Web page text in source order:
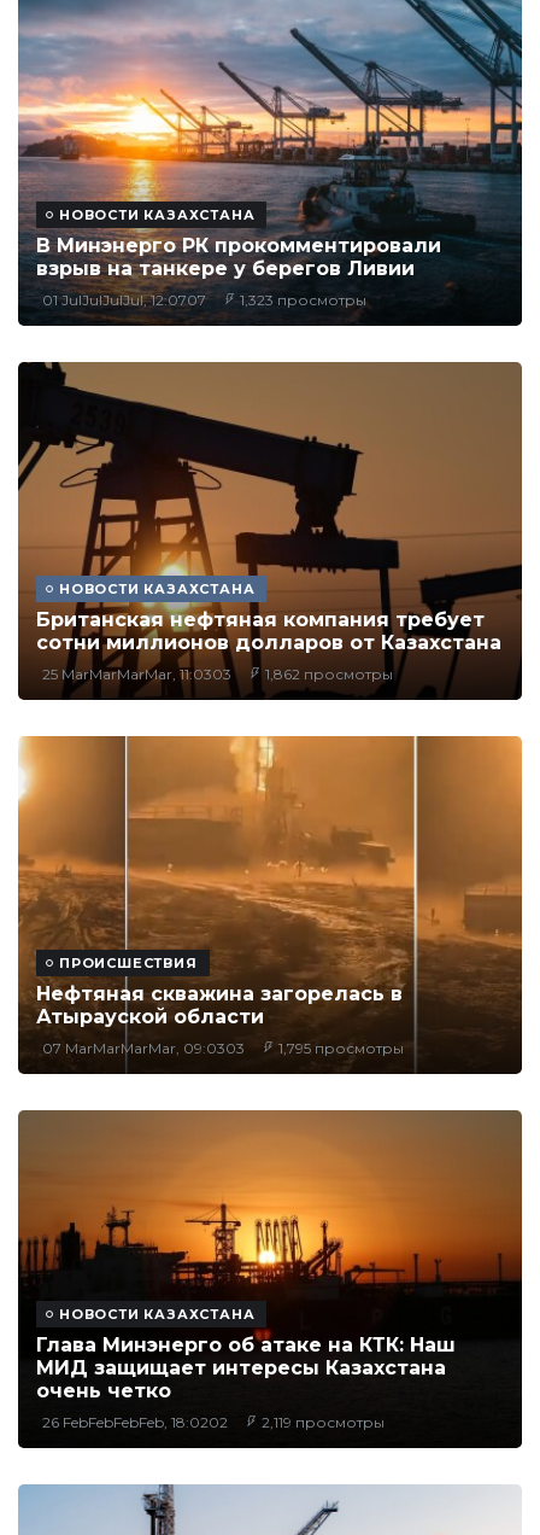
НОВОСТИ КАЗАХСТАНА
В Минэнерго РК прокомментировали
взрыв на танкере у берегов Ливии
01 JulJulJulJul, 12:0707 1,323 просмотры
НОВОСТИ КАЗАХСТАНА
Британская нефтяная компания требует
сотни миллионов долларов от Казахстана
25 MarMarMarMar, 11:0303 1,862 просмотры
ПРОИСШЕСТВИЯ
Нефтяная скважина загорелась в
Атырауской области
07 MarMarMarMar, 09:0303 1,795 просмотры
НОВОСТИ КАЗАХСТАНА
Глава Минэнерго об атаке на КТК: Наш
МИД защищает интересы Казахстана
очень четко
26 FebFebFebFeb, 18:0202 2,119 просмотры